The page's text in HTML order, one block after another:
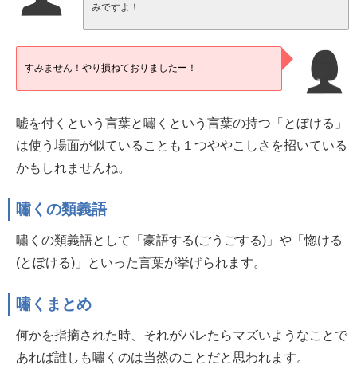
みですよ！
すみません！やり損ねておりましたー！
嘘を付くという言葉と嘯くという言葉の持つ「とぼける」
は使う場面が似ていることも１つややこしさを招いている
かもしれませんね。
嘯くの類義語
嘯くの類義語として「豪語する(ごうごする)」や「惚ける
(とぼける)」といった言葉が挙げられます。
嘯くまとめ
何かを指摘された時、それがバレたらマズいようなことで
あれば誰しも嘯くのは当然のことだと思われます。